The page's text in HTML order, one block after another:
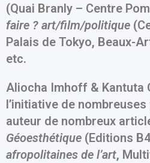
(Quai Branly – Centre
faire ? art/film/politique
Palais de Tokyo, Beaux-
etc.
Aliocha Imhoff & Kantuta
l’initiative de
auteur de nombreux
Géoesthétique (Editions
afropolitaines de l’art,